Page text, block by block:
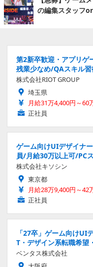
の編集スタッフ
第2新卒歓迎・アプリゲ
残業少なめ/QAスキル習
株式会社RIOT GROUP
埼玉県
月給31万4,400円～60
正社員
ゲーム向けUIデザイナ
員/月給30万以上可/PC
株式会社キソシン
東京都
月給28万9,400円～42
正社員
「27卒」ゲーム向けUI
T・デザイン系転職希望
ベンタス株式会社